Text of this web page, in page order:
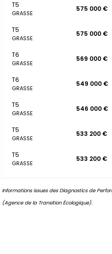
T5
GRASSE
575 000 €
T5
GRASSE
575 000 €
T6
GRASSE
569 000 €
T6
GRASSE
549 000 €
T5
GRASSE
546 000 €
T5
GRASSE
533 200 €
T5
GRASSE
533 200 €
Informations issues des Diagnostics de
(Agence de la Transition Écologique).